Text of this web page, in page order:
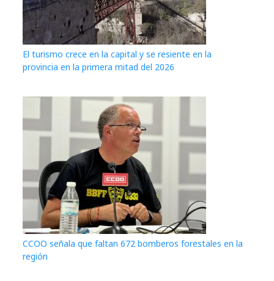
El turismo crece en la capital y se resiente en la
provincia en la primera mitad del 2026
CCOO señala que faltan 672 bomberos forestales en la
región